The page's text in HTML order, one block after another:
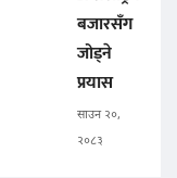
बजारसँग
जोड्ने
प्रयास
साउन २०,
२०८३